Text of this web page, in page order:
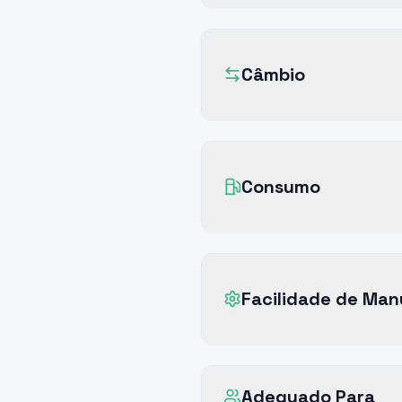
Câmbio
Consumo
Facilidade de
Adequado Para